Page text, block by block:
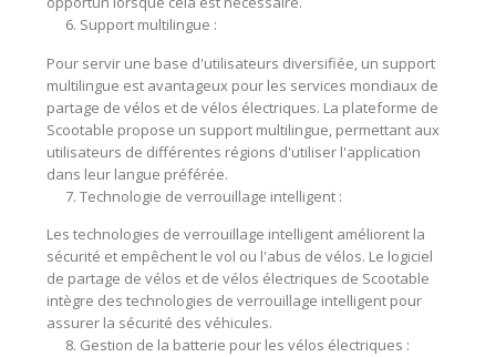
Support multilingue :
Pour servir une base d'utilisateurs diversifiée, un support
multilingue est avantageux pour les services mondiaux de
partage de vélos et de vélos électriques. La plateforme de
Scootable propose un support multilingue, permettant aux
utilisateurs de différentes régions d'utiliser l'application
dans leur langue préférée.
Technologie de verrouillage intelligent :
Les technologies de verrouillage intelligent améliorent la
sécurité et empêchent le vol ou l'abus de vélos. Le logiciel
de partage de vélos et de vélos électriques de Scootable
intègre des technologies de verrouillage intelligent pour
assurer la sécurité des véhicules.
Gestion de la batterie pour les vélos électriques :